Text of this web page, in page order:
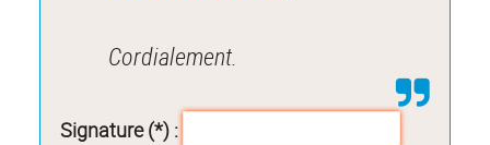
Cordialement.
Signature (*) :